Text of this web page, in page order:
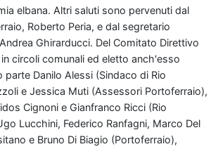
elbana. Altri saluti sono pervenuti dal
Roberto Peria, e dal segretario
Ghirarducci. Del Comitato Direttivo
circoli comunali ed eletto anch'esso
parte Danilo Alessi (Sindaco di Rio
e Jessica Muti (Assessori Portoferraio),
Cignoni e Gianfranco Ricci (Rio
Lucchini, Federico Ranfagni, Marco Del
e Bruno Di Biagio (Portoferraio),